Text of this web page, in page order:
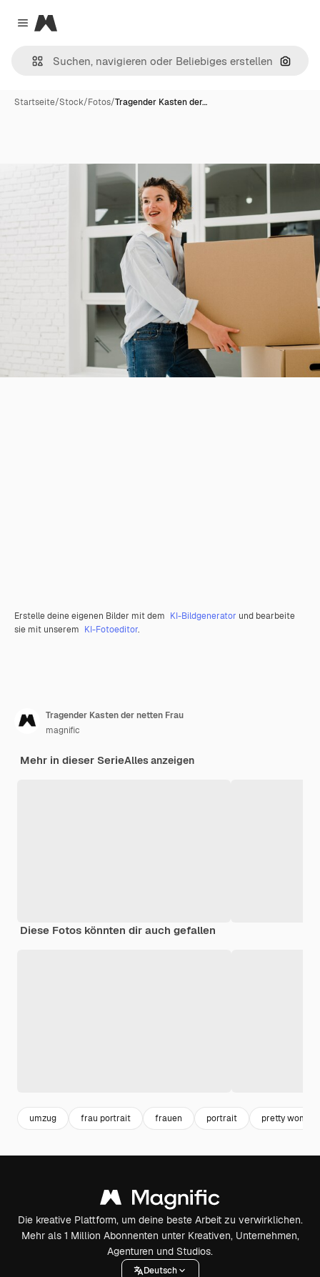
Close menu
Magnific
Nach
Startseite/Stock/Fotos/Tragender Kasten der…
Erstelle deine eigenen Bilder mit dem KI-Bildgenerator und bearbeite
sie mit unserem KI-Fotoeditor.
Tragender Kasten der netten Frau
magnific
Mehr in dieser SerieAlles anzeigen
Diese Fotos könnten dir auch gefallen
umzug frau portrait frauen portrait pretty woman
Die kreative Plattform, um deine beste Arbeit zu verwirklichen.
Mehr als 1 Million Abonnenten unter Kreativen, Unternehmen,
Agenturen und Studios.
Deutsch